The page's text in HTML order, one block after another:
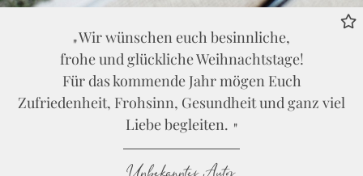
Wir wünschen euch besinnliche,
frohe und glückliche Weihnachtstage!
Für das kommende Jahr mögen Euch
Zufriedenheit, Frohsinn, Gesundheit und ganz viel
Liebe begleiten.